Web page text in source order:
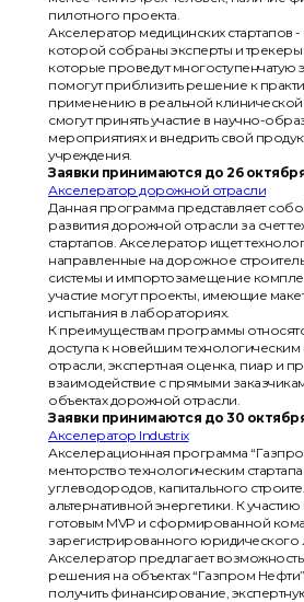
пилотного проекта.
Акселератор медицинских стартапов
которой собраны эксперты и
которые проведут многоступенчатую
помогут приблизить решение к
применению в реальной клинической
смогут принять участие в научно-
мероприятиях и внедрить свой
учреждения.
Заявки принимаются до 26
Акселератор дорожной отрасли
Данная программа представляет
развития дорожной отрасли за счет
стартапов. Акселератор ищет
направленные на дорожное
системы и импортозамещение
участие могут проекты, имеющие
испытания в лабораториях.
К преимуществам программы
доступа к новейшим
отрасли, экспертная оценка, пиар и
взаимодействие с прямыми
объектах дорожной отрасли.
Заявки принимаются до 30
Акселератор Industrix
Акселерационная программа
менторство технологическим
углеводородов, капитального
альтернативной энергетики. К
готовым MVP и сформированной
зарегистрированного юридического
Акселератор предлагает
решения на объектах “Газпром
получить финансирование,